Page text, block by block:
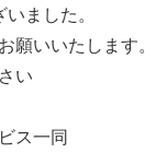
ました。
願いいたします。
い
ス一同